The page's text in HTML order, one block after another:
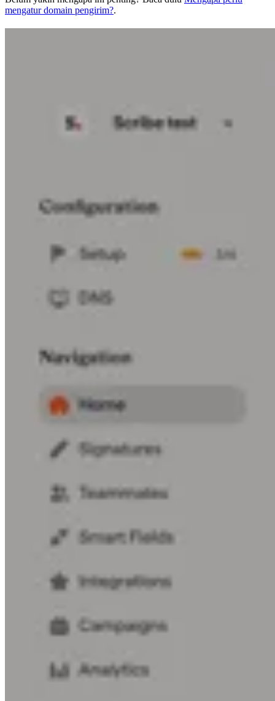
mengatur domain pengirim?.